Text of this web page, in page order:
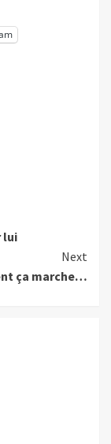
lui
Next
ça marche…